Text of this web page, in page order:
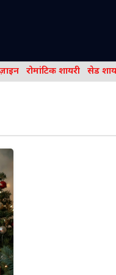
रोमांटिक शायरी सेड